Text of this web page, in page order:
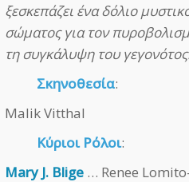
ξεσκεπάζει ένα δόλιο
σώματος για τον
τη συγκάλυψη του
Σκηνοθεσία:
Malik Vitthal
Κύριοι Ρόλοι:
Mary J. Blige … Renee